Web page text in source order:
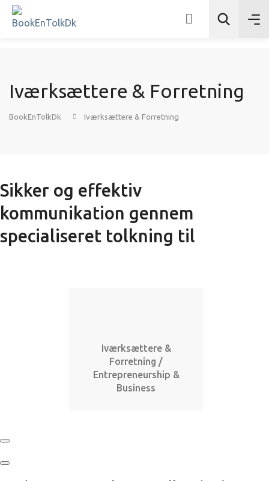
Søg
Iværksættere & Forretning
BookEnTolkDk Iværksættere & Forretning
Sikker og effektiv
kommunikation gennem
specialiseret tolkning til
Iværksættere &
Forretning /
Entrepreneurship &
Business